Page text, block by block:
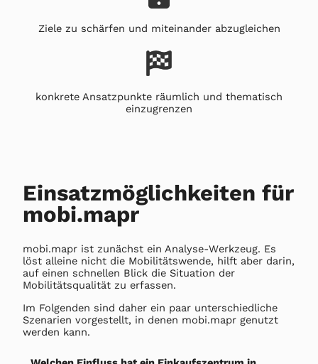
Ziele zu schärfen und miteinander abzugleichen
konkrete Ansatzpunkte räumlich und thematisch
einzugrenzen
Einsatzmöglichkeiten für
mobi.mapr
mobi.mapr ist zunächst ein Analyse-Werkzeug. Es
löst alleine nicht die Mobilitätswende, hilft aber darin,
auf einen schnellen Blick die Situation der
Mobilitätsqualität zu erfassen.
Im Folgenden sind daher ein paar unterschiedliche
Szenarien vorgestellt, in denen mobi.mapr genutzt
werden kann.